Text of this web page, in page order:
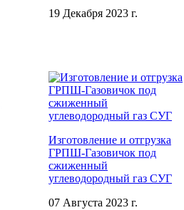
19 Декабря 2023 г.
Изготовление и отгрузка
ГРПШ-Газовичок под
сжиженный
углеводородный газ СУГ
07 Августа 2023 г.